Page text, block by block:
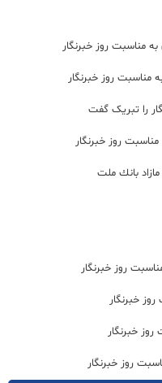
مناسبت روز خبرنگار
مناسبت روز خبرنگار
را تبریک گفت
روز خبرنگار
روز خبرنگار
خبرنگار
خبرنگار
روز خبرنگار